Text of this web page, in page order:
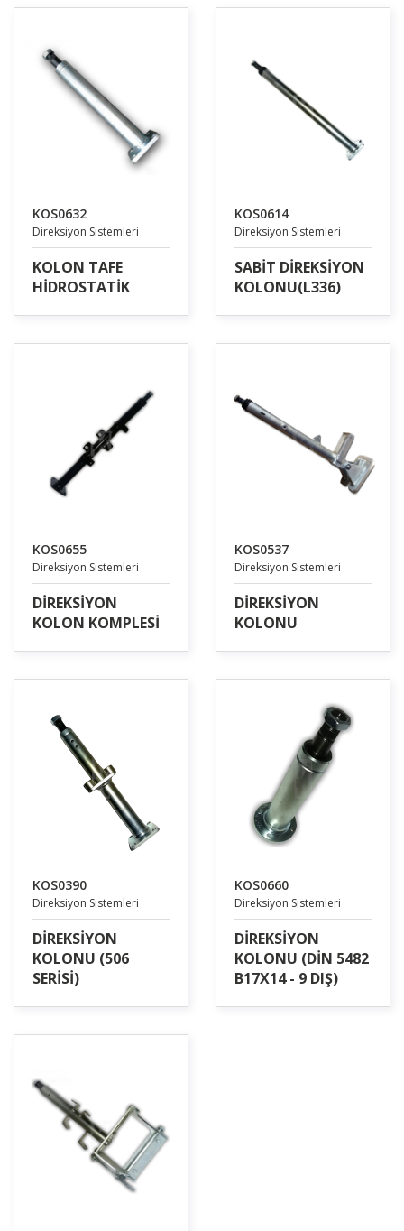
KOS0632
Direksiyon Sistemleri
KOLON TAFE
HİDROSTATİK
KOS0614
Direksiyon Sistemleri
SABİT DİREKSİYON
KOLONU(L336)
KOS0655
Direksiyon Sistemleri
DİREKSİYON
KOLON KOMPLESİ
KOS0537
Direksiyon Sistemleri
DİREKSİYON
KOLONU
KOS0390
Direksiyon Sistemleri
DİREKSİYON
KOLONU (506
SERİSİ)
KOS0660
Direksiyon Sistemleri
DİREKSİYON
KOLONU (DİN 5482
B17X14 - 9 DIŞ)